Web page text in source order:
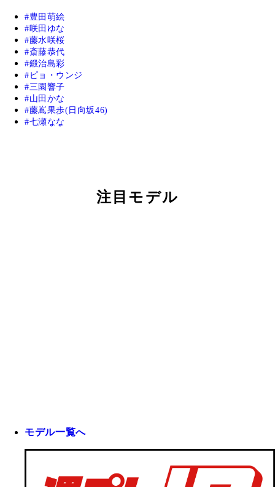
豊田萌絵
咲田ゆな
藤水咲桜
斎藤恭代
鍛治島彩
ピョ・ウンジ
三園響子
山田かな
藤嶌果歩(日向坂46)
七瀬なな
注目モデル
モデル一覧へ